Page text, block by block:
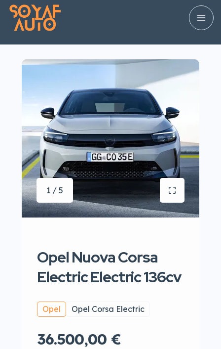
1 / 5
Opel Nuova Corsa
Electric Electric 136cv
Opel Opel Corsa Electric
36.500,00 €